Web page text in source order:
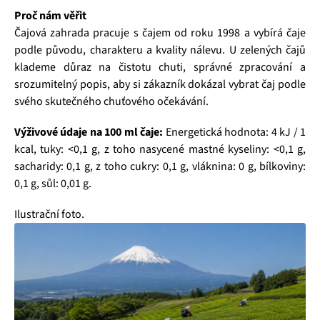
Proč nám věřit
Čajová zahrada pracuje s čajem od roku 1998 a vybírá čaje
podle původu, charakteru a kvality nálevu. U zelených čajů
klademe důraz na čistotu chuti, správné zpracování a
srozumitelný popis, aby si zákazník dokázal vybrat čaj podle
svého skutečného chuťového očekávání.
Výživové údaje na 100 ml čaje: Energetická hodnota: 4 kJ / 1
kcal, tuky: <0,1 g, z toho nasycené mastné kyseliny: <0,1 g,
sacharidy: 0,1 g, z toho cukry: 0,1 g, vláknina: 0 g, bílkoviny:
0,1 g, sůl: 0,01 g.
Ilustrační foto.